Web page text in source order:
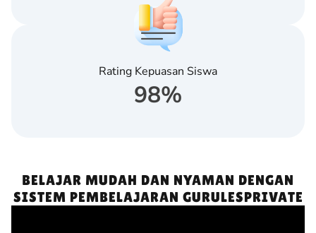
Rating Kepuasan Siswa
98%
BELAJAR MUDAH DAN NYAMAN DENGAN
SISTEM PEMBELAJARAN GURULESPRIVATE